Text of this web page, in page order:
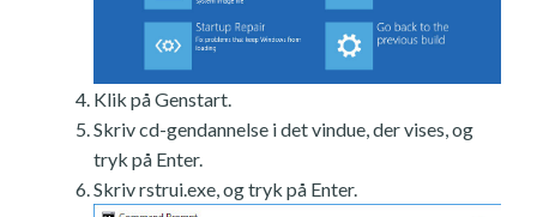
Klik på Genstart.
Skriv cd-gendannelse i det vindue, der vises, og
tryk på Enter.
Skriv rstrui.exe, og tryk på Enter.